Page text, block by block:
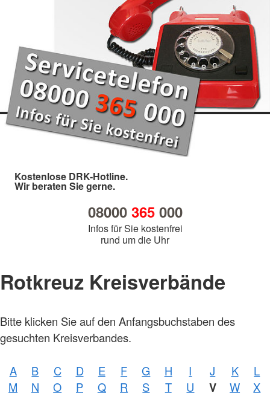
Kostenlose DRK-Hotline.
Wir beraten Sie gerne.
08000 365000
Infos für Sie kostenfrei
rund um die Uhr
Rotkreuz Kreisverbände
Bitte klicken Sie auf den Anfangsbuchstaben des
gesuchten Kreisverbandes.
A B C D E F G H I J K
L
M
N O P Q R S T U V W
X